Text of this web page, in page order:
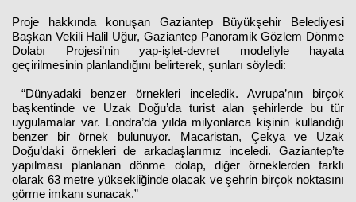
Proje hakkında konuşan Gaziantep Büyükşehir Belediyesi
Başkan Vekili Halil Uğur, Gaziantep Panoramik Gözlem Dönme
Dolabı Projesi’nin yap-işlet-devret modeliyle hayata
geçirilmesinin planlandığını belirterek, şunları söyledi:
“Dünyadaki benzer örnekleri inceledik. Avrupa’nın birçok
başkentinde ve Uzak Doğu’da turist alan şehirlerde bu tür
uygulamalar var. Londra’da yılda milyonlarca kişinin kullandığı
benzer bir örnek bulunuyor. Macaristan, Çekya ve Uzak
Doğu’daki örnekleri de arkadaşlarımız inceledi. Gaziantep’te
yapılması planlanan dönme dolap, diğer örneklerden farklı
olarak 63 metre yüksekliğinde olacak ve şehrin birçok noktasını
görme imkanı sunacak.”